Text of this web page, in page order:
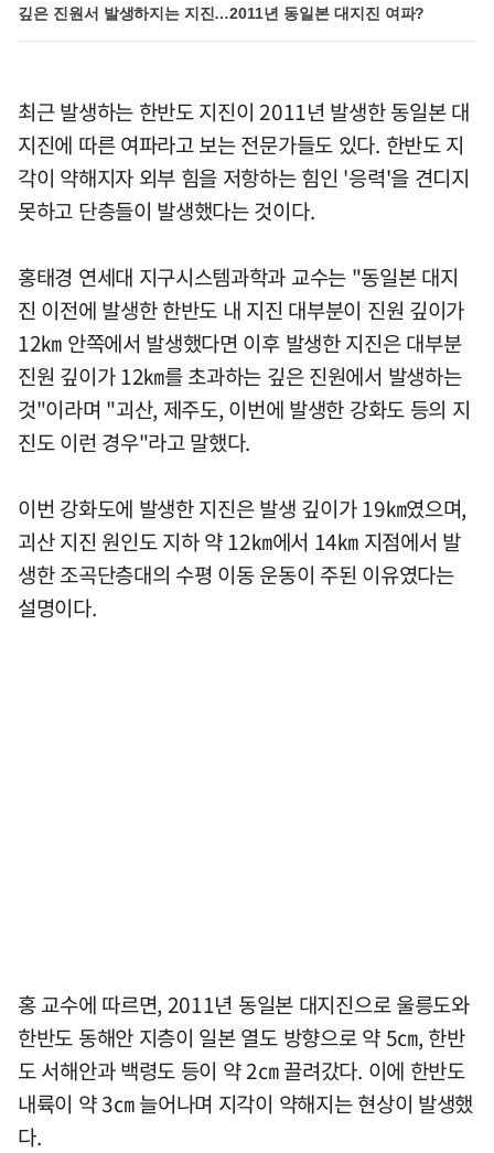
깊은 진원서 발생하지는 지진…2011년 동일본 대지진 여파?
최근 발생하는 한반도 지진이 2011년 발생한 동일본 대
지진에 따른 여파라고 보는 전문가들도 있다. 한반도 지
각이 약해지자 외부 힘을 저항하는 힘인 '응력'을 견디지
못하고 단층들이 발생했다는 것이다.
홍태경 연세대 지구시스템과학과 교수는 "동일본 대지
진 이전에 발생한 한반도 내 지진 대부분이 진원 깊이가
12㎞ 안쪽에서 발생했다면 이후 발생한 지진은 대부분
진원 깊이가 12㎞를 초과하는 깊은 진원에서 발생하는
것"이라며 "괴산, 제주도, 이번에 발생한 강화도 등의 지
진도 이런 경우"라고 말했다.
이번 강화도에 발생한 지진은 발생 깊이가 19㎞였으며,
괴산 지진 원인도 지하 약 12㎞에서 14㎞ 지점에서 발
생한 조곡단층대의 수평 이동 운동이 주된 이유였다는
설명이다.
홍 교수에 따르면, 2011년 동일본 대지진으로 울릉도와
한반도 동해안 지층이 일본 열도 방향으로 약 5㎝, 한반
도 서해안과 백령도 등이 약 2㎝ 끌려갔다. 이에 한반도
내륙이 약 3㎝ 늘어나며 지각이 약해지는 현상이 발생했
다.